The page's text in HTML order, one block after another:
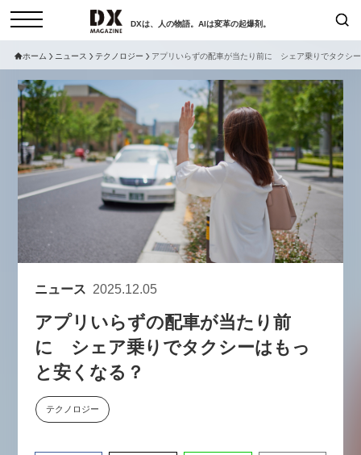
DXは、人の物語。AIは変革の起爆剤。
コラム インタビュー
セミナー ニュース
サービスメニュー 日本オムニチャネル協会
トップページ
特集
動画
サイトマップ
お問い合わせ
個人情報保護法について
採用情報
現在開催予定のセミナー
【8/6開催】AIエージェント時
代、日本企業は何から始めるべき
流から学ぶ〜
セミナー
【8/12開催】「イノベーションを
ホーム ニュース テクノロジー アプリいらずの配車が当たり前に シェア乗りでタクシ
ニュース 2025.12.05
アプリいらずの配車が当たり前
に シェア乗りでタクシーはもっ
と安くなる？
テクノロジー